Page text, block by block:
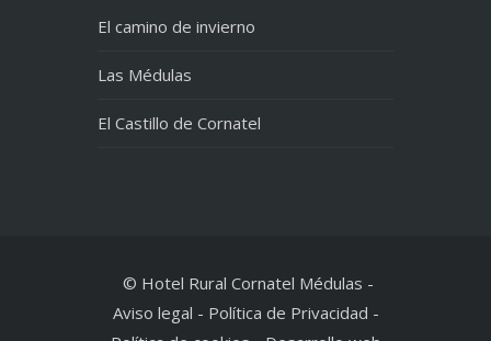
El camino de invierno
Las Médulas
El Castillo de Cornatel
© Hotel Rural Cornatel Médulas -
Aviso legal - Política de Privacidad -